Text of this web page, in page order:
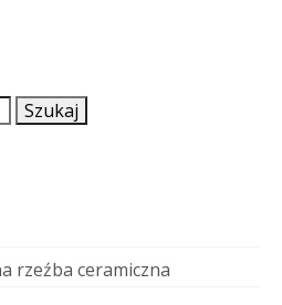
Szukaj
rzeźba ceramiczna